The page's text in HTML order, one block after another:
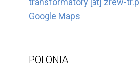
transformatory [at] zrew-tr.pl
Google Maps
POLONIA